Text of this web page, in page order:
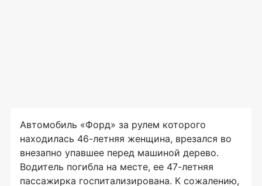
Автомобиль «Форд» за рулем которого
находилась 46-летняя женщина, врезался во
внезапно упавшее перед машиной дерево.
Водитель погибла на месте, ее 47-летняя
пассажирка госпитализирована. К сожалению,